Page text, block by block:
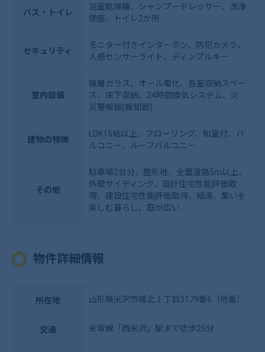
バス・トイレ
浴室乾燥機、シャンプードレッサー、洗浄
便座、トイレ2か所
セキュリティ
モニター付きインターホン、防犯カメラ、
人感センサーライト、ディンプルキー
室内設備
複層ガラス、オール電化、各室収納スペー
ス、床下収納、24時間換気システム、火
災警報器(報知器)
建物の特徴
LDK15帖以上、フローリング、和室付、バ
ルコニー、ルーフバルコニー
その他
駐車場2台分、整形地、全面道路5m以上、
外壁サイディング、設計住宅性能評価取
得、建設住宅性能評価取得、給湯、集いを
楽しむ暮らし、庭が広い
物件詳細情報
所在地 山形県米沢市城北１丁目3179番6（地番）
交通 米坂線「西米沢」駅まで徒歩25分